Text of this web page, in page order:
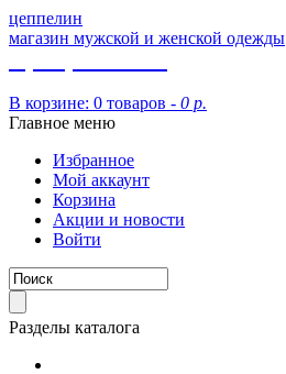
цеппелин
магазин мужской и женской одежды
В корзине: 0 товаров - 0 р.
Главное меню
Избранное
Мой аккаунт
Корзина
Акции и новости
Войти
Разделы каталога